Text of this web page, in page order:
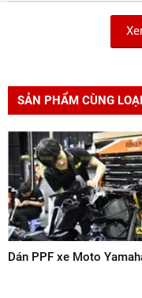
SẢN PHẨM CÙNG LOẠI
Dán PPF xe Moto